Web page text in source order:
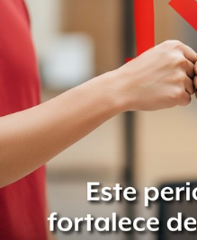
AFP
Los teléfonos móviles,
verse infectados.
Vanhoef y Piessens
descubrieron como ataque